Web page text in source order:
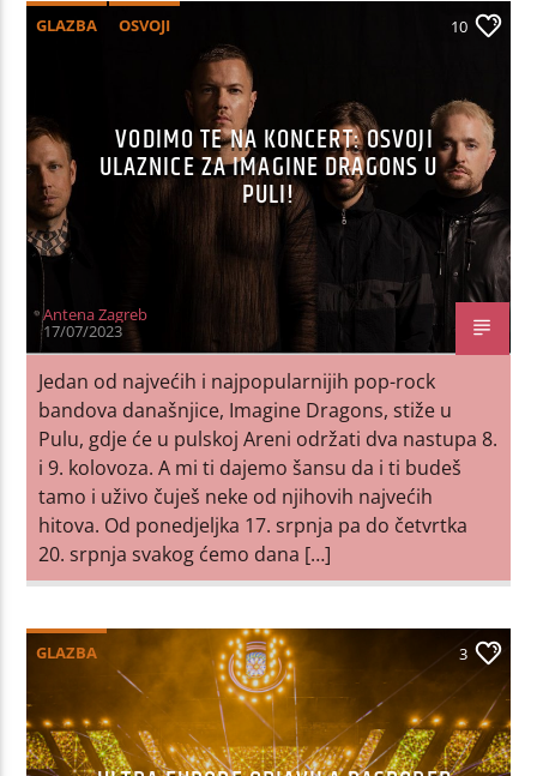
GLAZBA OSVOJI 10
VODIMO TE NA KONCERT: OSVOJI
ULAZNICE ZA IMAGINE DRAGONS U
PULI!
Antena Zagreb
17/07/2023
Jedan od najvećih i najpopularnijih pop-rock
bandova današnjice, Imagine Dragons, stiže u
Pulu, gdje će u pulskoj Areni održati dva nastupa 8.
i 9. kolovoza. A mi ti dajemo šansu da i ti budeš
tamo i uživo čuješ neke od njihovih najvećih
hitova. Od ponedjeljka 17. srpnja pa do četvrtka
20. srpnja svakog ćemo dana […]
GLAZBA 3